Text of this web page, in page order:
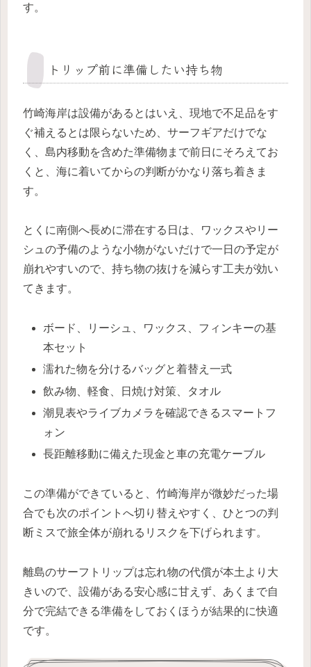
す。
トリップ前に準備したい持ち物
竹崎海岸は設備があるとはいえ、現地で不足品をす
ぐ補えるとは限らないため、サーフギアだけでな
く、島内移動を含めた準備物まで前日にそろえてお
くと、海に着いてからの判断がかなり落ち着きま
す。
とくに南側へ長めに滞在する日は、ワックスやリー
シュの予備のような小物がないだけで一日の予定が
崩れやすいので、持ち物の抜けを減らす工夫が効い
てきます。
ボード、リーシュ、ワックス、フィンキーの基
本セット
濡れた物を分けるバッグと着替え一式
飲み物、軽食、日焼け対策、タオル
潮見表やライブカメラを確認できるスマートフ
ォン
長距離移動に備えた現金と車の充電ケーブル
この準備ができていると、竹崎海岸が微妙だった場
合でも次のポイントへ切り替えやすく、ひとつの判
断ミスで旅全体が崩れるリスクを下げられます。
離島のサーフトリップは忘れ物の代償が本土より大
きいので、設備がある安心感に甘えず、あくまで自
分で完結できる準備をしておくほうが結果的に快適
です。